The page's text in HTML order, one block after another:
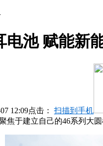
池 赋能新
12:09点击： 扫描到手机
于建立自己的46系列大